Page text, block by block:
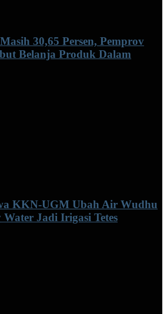
30,65 Persen, Pemprov
Belanja Produk Dalam
KKN-UGM Ubah Air Wudhu
Water Jadi Irigasi Tetes